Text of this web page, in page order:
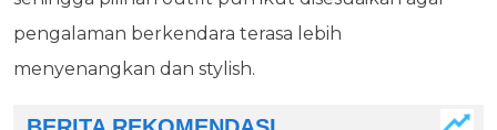
pengalaman berkendara terasa lebih
menyenangkan dan stylish.